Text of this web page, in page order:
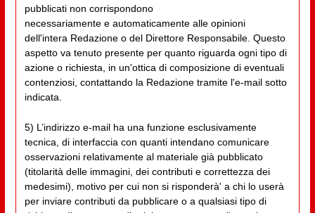
pubblicati non corrispondono
necessariamente e automaticamente alle opinioni
dell'intera Redazione o del Direttore Responsabile. Questo
aspetto va tenuto presente per quanto riguarda ogni tipo di
azione o richiesta, in un'ottica di composizione di eventuali
contenziosi, contattando la Redazione tramite l'e-mail sotto
indicata.
5) L’indirizzo e-mail ha una funzione esclusivamente
tecnica, di interfaccia con quanti intendano comunicare
osservazioni relativamente al materiale già pubblicato
(titolarità delle immagini, dei contributi e correttezza dei
medesimi), motivo per cui non si risponderà' a chi lo userà
per inviare contributi da pubblicare o a qualsiasi tipo di